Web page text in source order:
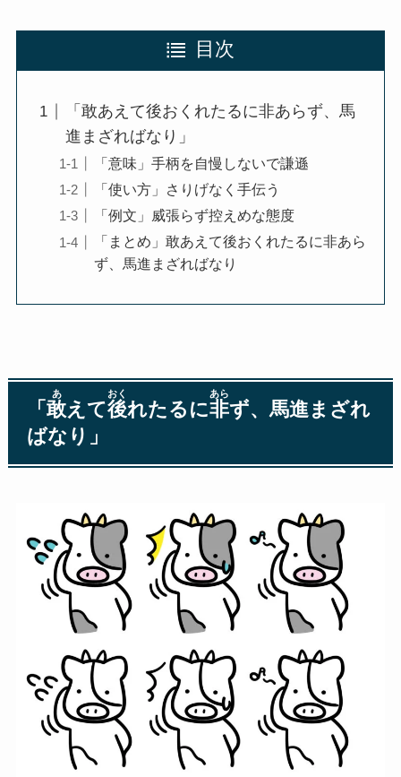
目次
「敢あえて後おくれたるに非あらず、馬
進まざればなり」
「意味」手柄を自慢しないで謙遜
「使い方」さりげなく手伝う
「例文」威張らず控えめな態度
「まとめ」敢あえて後おくれたるに非あら
ず、馬進まざればなり
「敢
あ
えて後
おく
れたるに非
あら
ず、馬進まざれ
ばなり」